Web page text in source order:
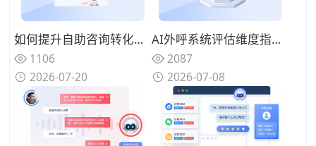
如何提升自助咨询转化？2026AI解决率高的AI客服厂商推荐
1106
2026-07-20
AI外呼系统评估维度指南：从线路稳定到转化率的6项评估标准
2087
2026-07-08